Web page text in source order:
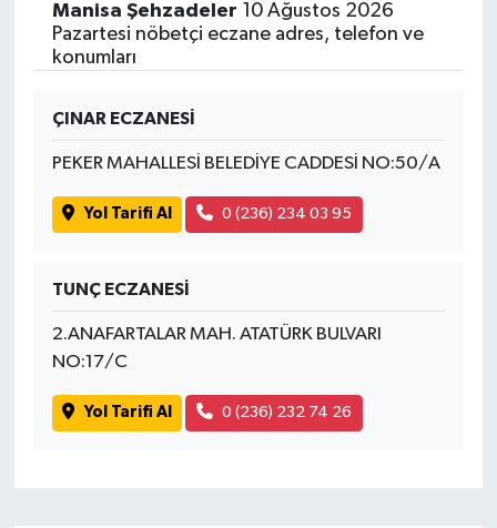
Manisa Şehzadeler 10 Ağustos 2026
Pazartesi nöbetçi eczane adres, telefon ve
konumları
ÇINAR ECZANESİ
PEKER MAHALLESİ BELEDİYE CADDESİ NO:50/A
Yol Tarifi Al 0 (236) 234 03 95
TUNÇ ECZANESİ
2.ANAFARTALAR MAH. ATATÜRK BULVARI
NO:17/C
Yol Tarifi Al 0 (236) 232 74 26